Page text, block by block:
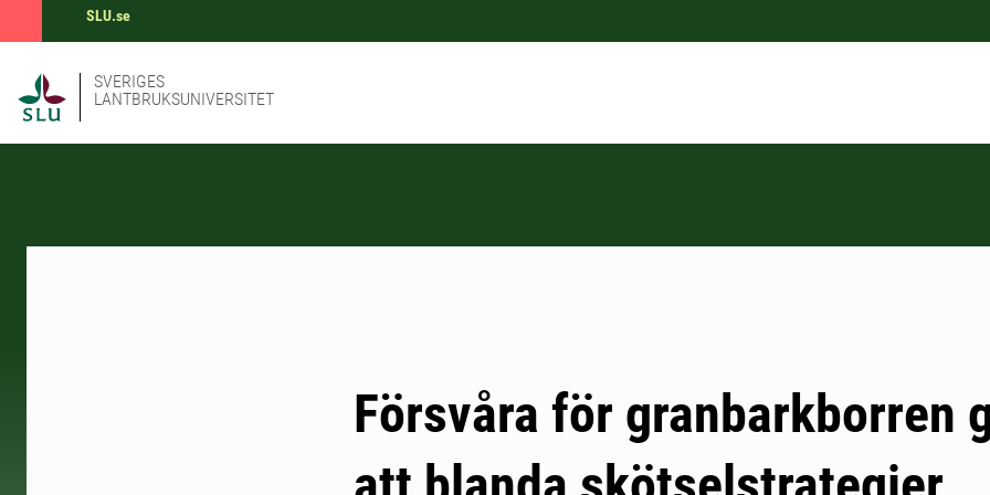
SLU.se
SVERIGES
LANTBRUKSUNIVERSITET
Försvåra för granbarkborren